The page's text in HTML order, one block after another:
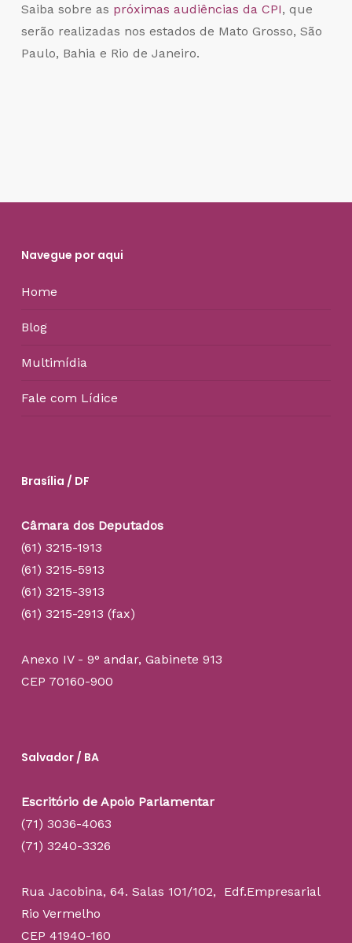
Saiba sobre as próximas audiências da CPI, que
serão realizadas nos estados de Mato Grosso, São
Paulo, Bahia e Rio de Janeiro.
Navegue por aqui
Home
Blog
Multimídia
Fale com Lídice
Brasília / DF
Câmara dos Deputados
(61) 3215-1913
(61) 3215-5913
(61) 3215-3913
(61) 3215-2913 (fax)
Anexo IV - 9° andar, Gabinete 913
CEP 70160-900
Salvador / BA
Escritório de Apoio Parlamentar
(71) 3036-4063
(71) 3240-3326
Rua Jacobina, 64. Salas 101/102, Edf.Empresarial
Rio Vermelho
CEP 41940-160